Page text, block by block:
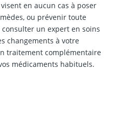
en aucun cas à poser
ou prévenir toute
un expert en soins
changements à votre
traitement complémentaire
médicaments habituels.